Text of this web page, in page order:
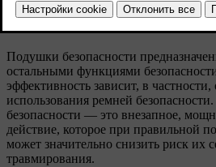
приведены подробные
безопасности в автомобиле.
Подушки безопасности
остальными функциями
эффективность зависит, в
использования ремней
безопасности — это внезапное,
действие, которое при правильной
может значительно снизить риск их
травмирования.